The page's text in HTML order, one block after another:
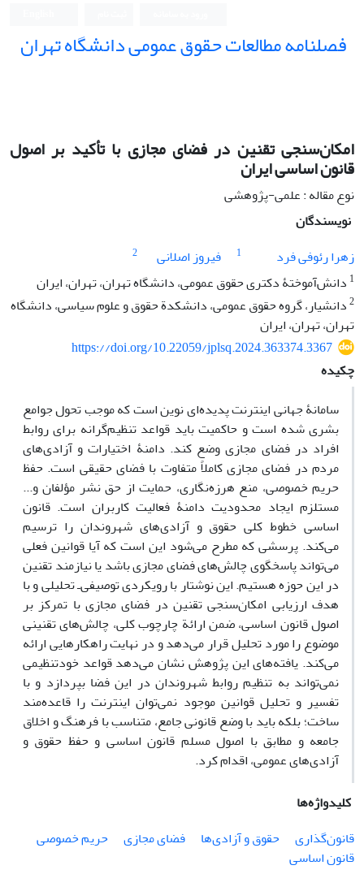
فصلنامه مطالعات حقوق عمومی دانشگاه تهران
امکان‌سنجی تقنین در فضای مجازی با تأکید بر اصول
قانون اساسی ایران
نوع مقاله : علمی-پژوهشی
نویسندگان
زهرا رئوفی فرد
1 فیروز اصلانی
2
1 دانش‌آموختۀ دکتری حقوق عمومی، دانشگاه تهران، تهران، ایران
2دانشیار، گروه حقوق عمومی، دانشکدة حقوق و علوم سیاسی، دانشگاه
تهران، تهران، ایران
https://doi.org/10.22059/jplsq.2024.363374.3367
چکیده
سامانۀ جهانی اینترنت پدیده‌ای نوین است که موجب تحول جوامع
بشری شده است و حاکمیت باید قواعد تنظیم‌گرانه برای روابط
افراد در فضای مجازی وضع کند. دامنۀ اختیارات و آزادی‌های
مردم در فضای مجازی کاملاً متفاوت با فضای حقیقی است. حفظ
حریم خصوصی، منع هرزه‌نگاری، حمایت از حق نشر مؤلفان و...
مستلزم ایجاد محدودیت دامنۀ فعالیت کاربران است. قانون
اساسی خطوط کلی حقوق و آزادی‌های شهروندان را ترسیم
می‌کند. پرسشی که مطرح می‌شود این است که آیا قوانین فعلی
می‌تواند پاسخگوی چالش‌‏های فضای مجازی باشد یا نیازمند تقنین
در این حوزه هستیم. این نوشتار با رویکردی توصیفی‌‌ـ تحلیلی و با
هدف ارزیابی امکان‌سنجی تقنین در فضای مجازی با تمرکز بر
اصول قانون اساسی، ضمن ارائة چارچوب کلی، چالش‌های تقنینی
موضوع را مورد تحلیل قرار می‌دهد و در نهایت راهکارهایی ارائه
می‌کند. یافته‌های این پژوهش نشان می‌دهد قواعد خودتنظیمی
نمی‌تواند به تنظیم روابط شهروندان در این فضا بپردازد و با
تفسیر و تحلیل قوانین موجود نمی‌توان اینترنت را قاعده‌مند
ساخت؛ بلکه باید با وضع قانونی جامع، متناسب با فرهنگ و اخلاق
جامعه و مطابق با اصول مسلم قانون اساسی و حفظ حقوق و
آزادی‌های عمومی، اقدام کرد.
کلیدواژه‌ها
قانون‌گذاری
حقوق و آزادی‌ها فضای مجازی
حریم خصوصی
قانون اساسی